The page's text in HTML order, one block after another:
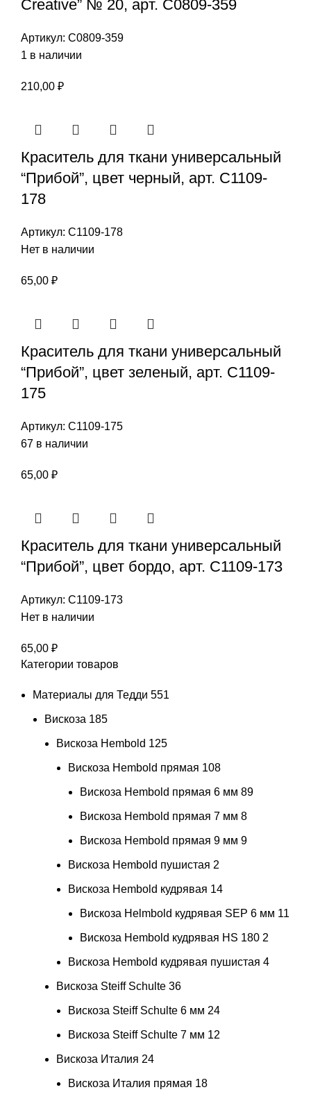
Creative” № 20, арт. С0809-359
Артикул: С0809-359
1 в наличии
210,00 ₽
Краситель для ткани универсальный
“Прибой”, цвет черный, арт. С1109-
178
Артикул: С1109-178
Нет в наличии
65,00 ₽
Краситель для ткани универсальный
“Прибой”, цвет зеленый, арт. С1109-
175
Артикул: С1109-175
67 в наличии
65,00 ₽
Краситель для ткани универсальный
“Прибой”, цвет бордо, арт. С1109-173
Артикул: С1109-173
Нет в наличии
65,00 ₽
Категории товаров
Материалы для Тедди 551
Вискоза 185
Вискоза Hembold 125
Вискоза Hembold прямая 108
Вискоза Hembold прямая 6 мм 89
Вискоза Hembold прямая 7 мм 8
Вискоза Hembold прямая 9 мм 9
Вискоза Hembold пушистая 2
Вискоза Hembold кудрявая 14
Вискоза Helmbold кудрявая SEP 6 мм 11
Вискоза Hembold кудрявая HS 180 2
Вискоза Hembold кудрявая пушистая 4
Вискоза Steiff Schulte 36
Вискоза Steiff Schulte 6 мм 24
Вискоза Steiff Schulte 7 мм 12
Вискоза Италия 24
Вискоза Италия прямая 18